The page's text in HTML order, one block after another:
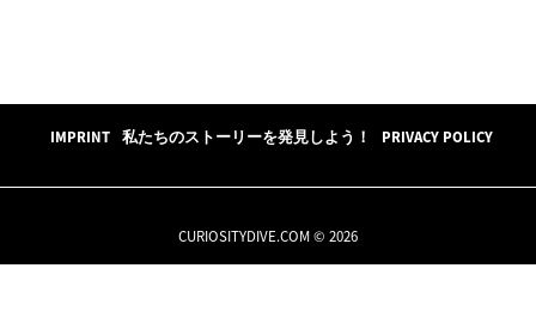
IMPRINT 私たちのストーリーを発見しよう！ PRIVACY POLICY
CURIOSITYDIVE.COM © 2026